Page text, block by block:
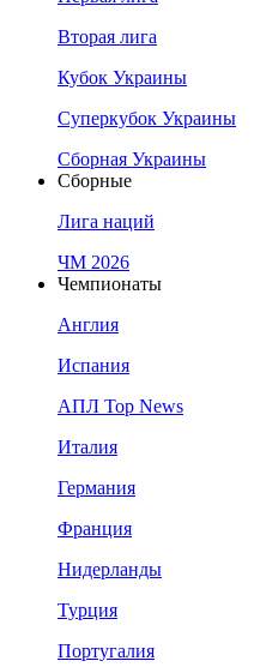
Вторая лига
Кубок Украины
Суперкубок Украины
Сборная Украины
Сборные
Лига наций
ЧМ 2026
Чемпионаты
Англия
Испания
АПЛ Top News
Италия
Германия
Франция
Нидерланды
Турция
Португалия